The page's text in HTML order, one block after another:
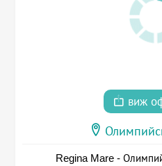
виж
Regina Mare -